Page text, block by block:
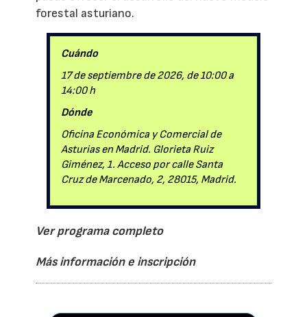
forestal asturiano.
Cuándo
17 de septiembre de 2026, de 10:00 a
14:00 h
Dónde
Oficina Económica y Comercial de
Asturias en Madrid. Glorieta Ruiz
Giménez, 1. Acceso por calle Santa
Cruz de Marcenado, 2, 28015, Madrid.
Ver programa completo
Más información e inscripción